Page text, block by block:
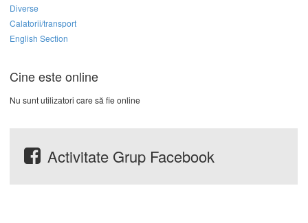
Diverse
Calatorii/transport
English Section
Cine este online
Nu sunt utilizatori care să fie online
Activitate Grup Facebook